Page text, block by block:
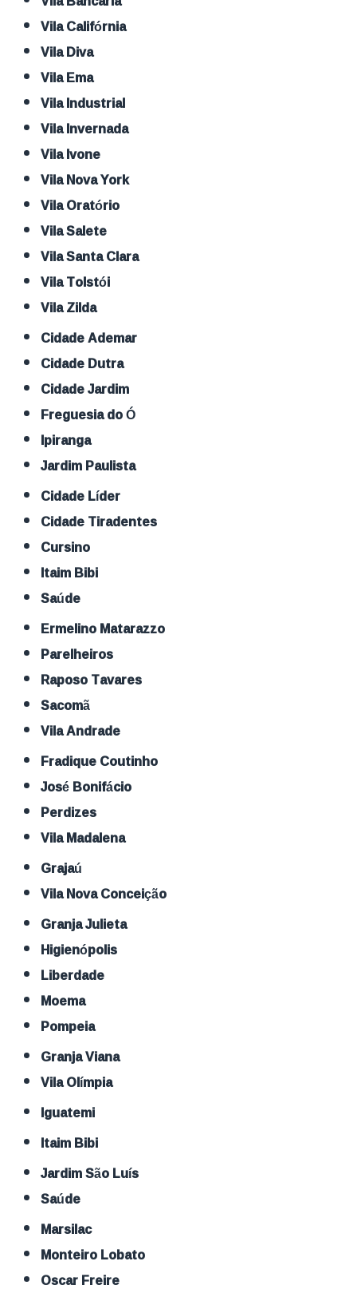
Vila Califórnia
Vila Diva
Vila Ema
Vila Industrial
Vila Invernada
Vila Ivone
Vila Nova York
Vila Oratório
Vila Salete
Vila Santa Clara
Vila Tolstói
Vila Zilda
Cidade Ademar
Cidade Dutra
Cidade Jardim
Freguesia do Ó
Ipiranga
Jardim Paulista
Cidade Líder
Cidade Tiradentes
Cursino
Itaim Bibi
Saúde
Ermelino Matarazzo
Parelheiros
Raposo Tavares
Sacomã
Vila Andrade
Fradique Coutinho
José Bonifácio
Perdizes
Vila Madalena
Grajaú
Vila Nova Conceição
Granja Julieta
Higienópolis
Liberdade
Moema
Pompeia
Granja Viana
Vila Olímpia
Iguatemi
Itaim Bibi
Jardim São Luís
Saúde
Marsilac
Monteiro Lobato
Oscar Freire